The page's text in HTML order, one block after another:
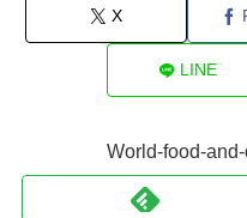
X
LINE
World-food-